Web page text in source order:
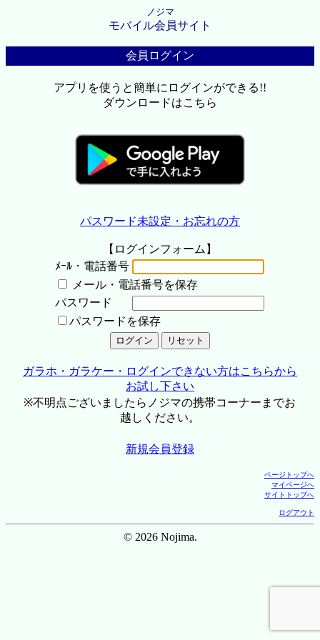
ノジマ
モバイル会員サイト
会員ログイン
アプリを使うと簡単にログインができる!!
ダウンロードはこちら
パスワード未設定・お忘れの方
【ログインフォーム】
ﾒｰﾙ・電話番号
メール・電話番号を保存
パスワード
パスワードを保存
ガラホ・ガラケー・ログインできない方はこちらから
お試し下さい
※不明点ございましたらノジマの携帯コーナーまでお
越しください。
新規会員登録
ページトップへ
マイページへ
サイトトップへ
ログアウト
© 2026 Nojima.